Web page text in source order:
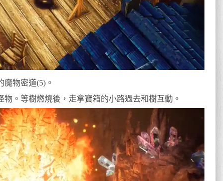
物密道(5)。
。等樹燃燒後，走拿寶箱的小路過去和樹互動。